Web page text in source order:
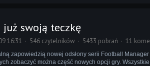
swoją teczkę
16:31 546 czytelników 5433 pobrań 11
zapowiedzią nowej odsłony serii Football
zobaczyć można część nowych opcji gry.